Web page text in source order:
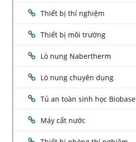
Thiết bị thí nghiệm
Thiết bị môi trường
Lò nung Nabertherm
Lò nung chuyên dụng
Tủ an toàn sinh học Biobase
Máy cất nước